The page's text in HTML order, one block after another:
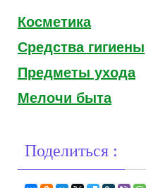
Косметика
Средства гигиены
Предметы ухода
Мелочи быта
Поделиться :